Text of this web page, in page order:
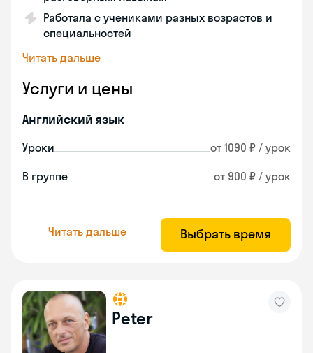
Работала с учениками разных возрастов и
специальностей
Читать дальше
Услуги и цены
Английский язык
Уроки от 1090 ₽ / урок
В группе от 900 ₽ / урок
Читать дальше Выбрать время
Peter